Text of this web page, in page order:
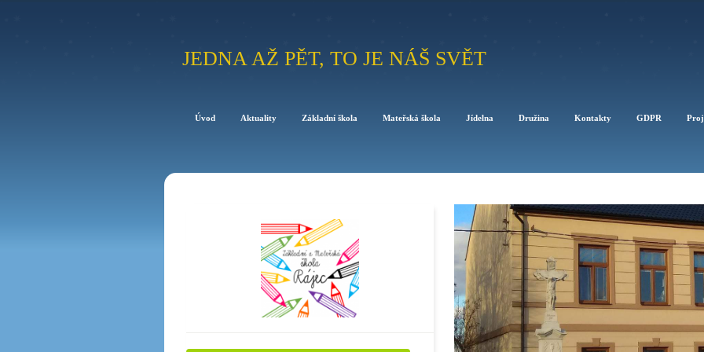
JEDNA AŽ PĚT, TO JE NÁŠ SVĚT
Úvod Aktuality Základní škola Mateřská škola Jídelna Družina Kontakty GDPR